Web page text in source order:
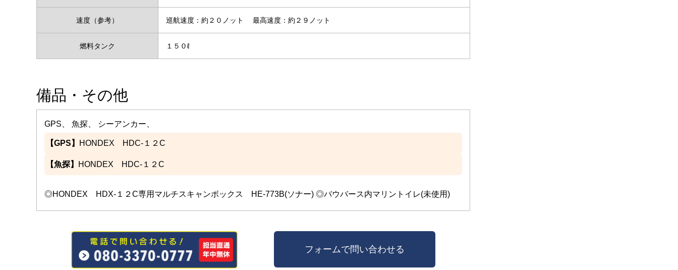
速度（参考） 巡航速度：約２０ノット 最高速度：約２９ノット
燃料タンク １５０ℓ
備品・その他
GPS、 魚探、 シーアンカー、
【GPS】 HONDEX HDC-１２C
【魚探】 HONDEX HDC-１２C
◎HONDEX HDX-１２C専用マルチスキャンボックス HE-773B(ソナー) ◎バウバース内マリントイレ(未使用)